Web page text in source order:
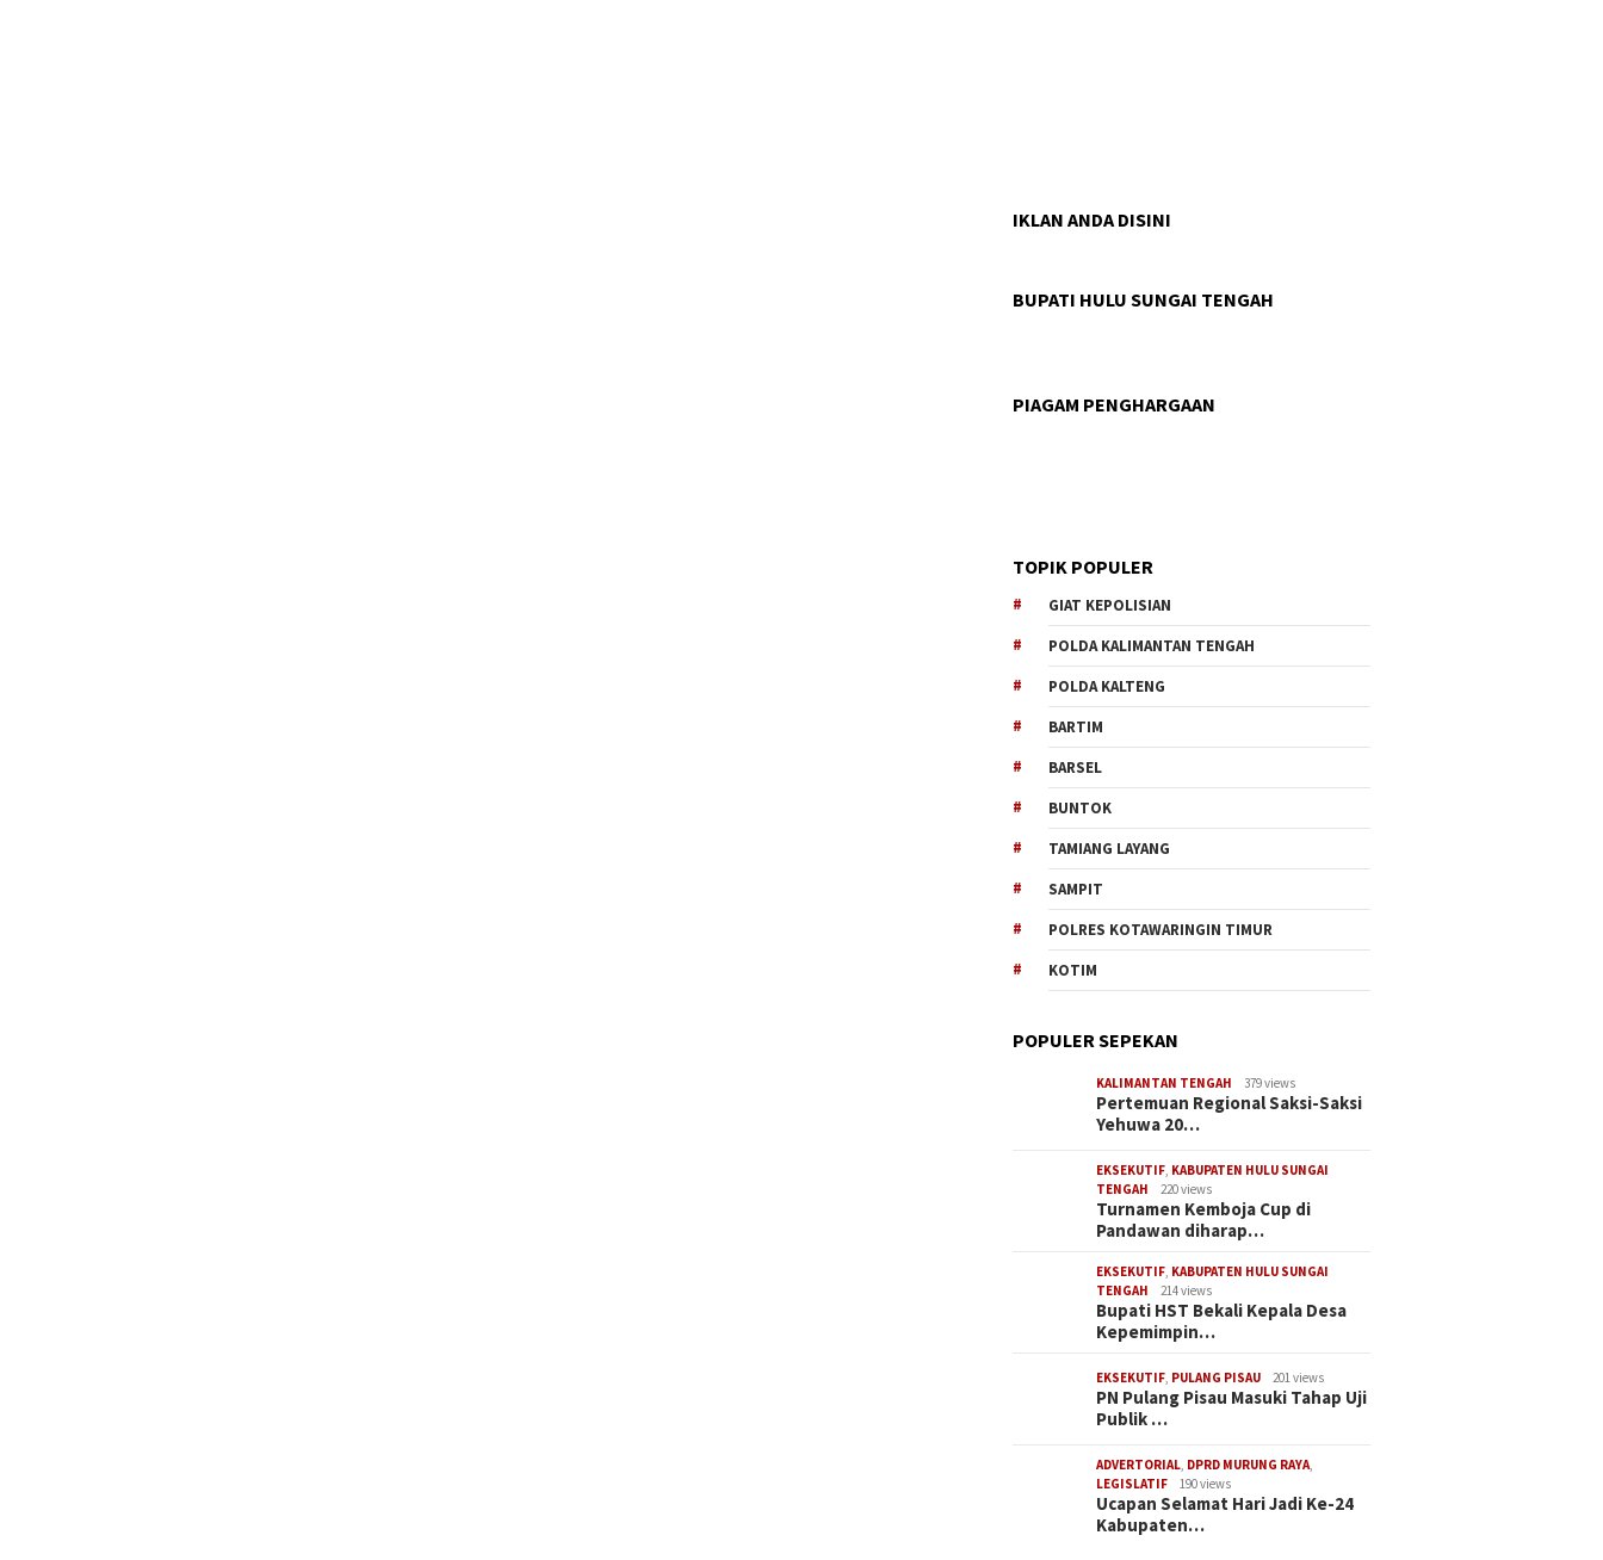
IKLAN ANDA DISINI
BUPATI HULU SUNGAI TENGAH
PIAGAM PENGHARGAAN
TOPIK POPULER
GIAT KEPOLISIAN
POLDA KALIMANTAN TENGAH
POLDA KALTENG
BARTIM
BARSEL
BUNTOK
TAMIANG LAYANG
SAMPIT
POLRES KOTAWARINGIN TIMUR
KOTIM
POPULER SEPEKAN
KALIMANTAN TENGAH 379 views
Pertemuan Regional Saksi-Saksi
Yehuwa 20…
EKSEKUTIF, KABUPATEN HULU SUNGAI
TENGAH
220 views
Turnamen Kemboja Cup di
Pandawan diharap…
EKSEKUTIF, KABUPATEN HULU SUNGAI
TENGAH
214 views
Bupati HST Bekali Kepala Desa
Kepemimpin…
EKSEKUTIF, PULANG PISAU 201 views
PN Pulang Pisau Masuki Tahap Uji
Publik …
ADVERTORIAL, DPRD MURUNG RAYA,
LEGISLATIF
190 views
Ucapan Selamat Hari Jadi Ke-24
Kabupaten…